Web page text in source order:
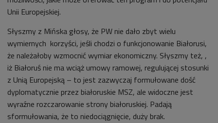
Unii Europejskiej.
Słyszmy z Mińska głosy, że PW nie dało zbyt wielu
wymiernych korzyści, jeśli chodzi o funkcjonowanie Białorusi,
że należałoby wzmocnić wymiar ekonomiczny. Słyszmy też, ,
iż Białoruś nie ma wciąż umowy ramowej, regulującej stosunki
z Unią Europejską – to jest zazwyczaj formułowane dość
dyplomatycznie przez białoruskie MSZ, ale widoczne jest
wyraźne rozczarowanie strony białoruskiej. Padają
sformułowania, że to niedociągnięcie, duży brak.